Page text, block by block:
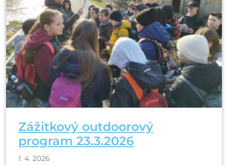
Zážitkový outdoorový
program 23.3.2026
1. 4. 2026